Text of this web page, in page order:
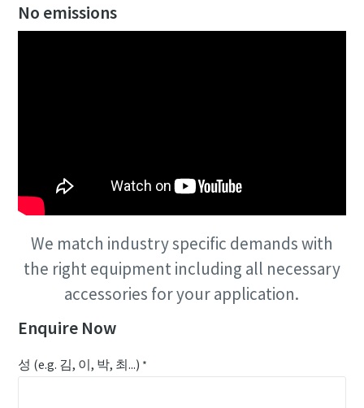
No emissions
We match industry specific demands with
the right equipment including all necessary
accessories for your application.
Enquire Now
성 (e.g. 김, 이, 박, 최...) *